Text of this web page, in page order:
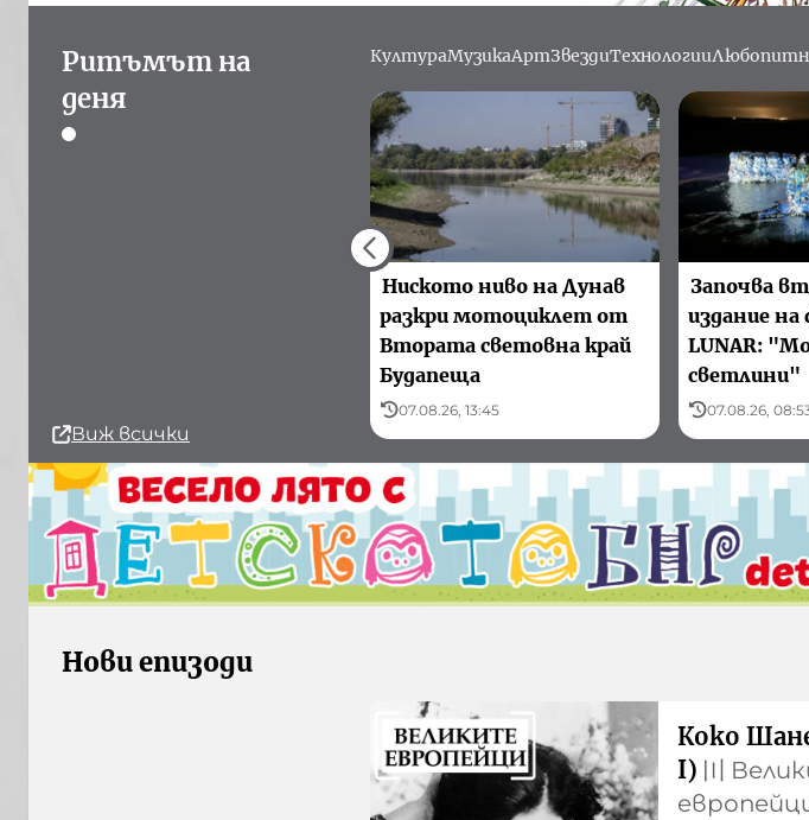
Ритъмът на
деня
КултураМузикаАртЗвездиТехнологии
Ниското ниво на Дунав
разкри мотоциклет от
Втората световна край
Будапеща
07.08.26, 13:45
Започва
издание
LUNAR:
светлини"
07.08.26,
Виж всички
Нови епизоди
Коко
I) 〣